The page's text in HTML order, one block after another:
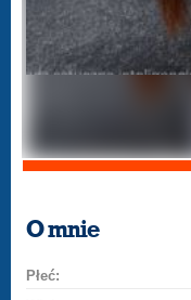
O mnie
Płeć: